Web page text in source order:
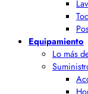
Equipamiento
Lo más